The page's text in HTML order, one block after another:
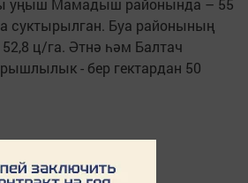
уңыш Мамадыш районында – 55
суктырылган. Буа районының
ц/га. Әтнә һәм Балтач
- бер гектардан 50